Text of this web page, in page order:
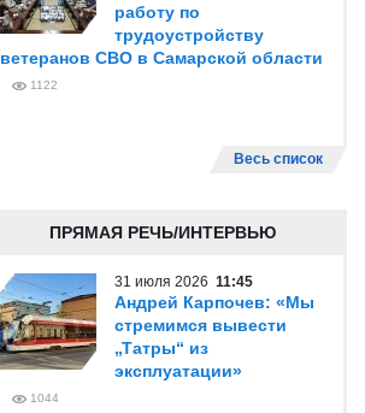
работу по
трудоустройству
ветеранов СВО в Самарской области
1122
Весь список
ПРЯМАЯ РЕЧЬ/ИНТЕРВЬЮ
31 июля 2026 11:45
Андрей Карпочев: «Мы
стремимся вывести
„Татры“ из
эксплуатации»
1044